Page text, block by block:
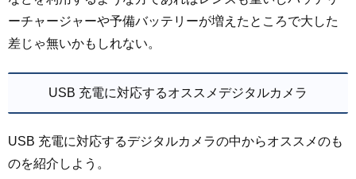
ーチャージャーや予備バッテリーが増えたところで大した
差じゃ無いかもしれない。
USB 充電に対応するオススメデジタルカメラ
USB 充電に対応するデジタルカメラの中からオススメのも
のを紹介しよう。